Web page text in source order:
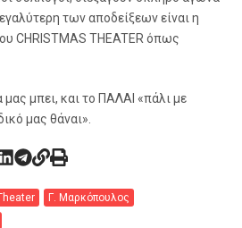
των αποδείξεων είναι η
CHRISTMAS THEATER όπως
μπει, και το ΠΑΛΑΙ «πάλι με
μας θάναι».
Γ. Μαρκόπουλος